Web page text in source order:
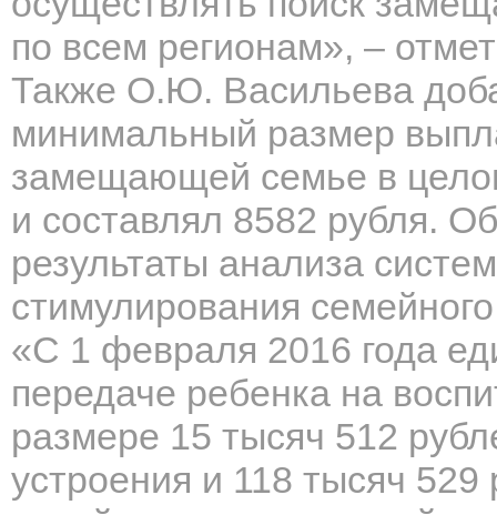
по всем регионам», –
Также О.Ю. Васильева
минимальный размер
замещающей семье в
и составлял 8582 рубля.
результаты анализа
стимулирования
«С 1 февраля 2016 года
передаче ребенка на
размере 15 тысяч 512
устроения и 118 тысяч